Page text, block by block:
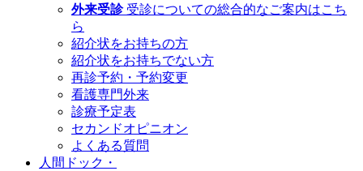
外来受診 受診についての総合的なご案内はこち
ら
紹介状をお持ちの方
紹介状をお持ちでない方
再診予約・予約変更
看護専門外来
診療予定表
セカンドオピニオン
よくある質問
人間ドック・